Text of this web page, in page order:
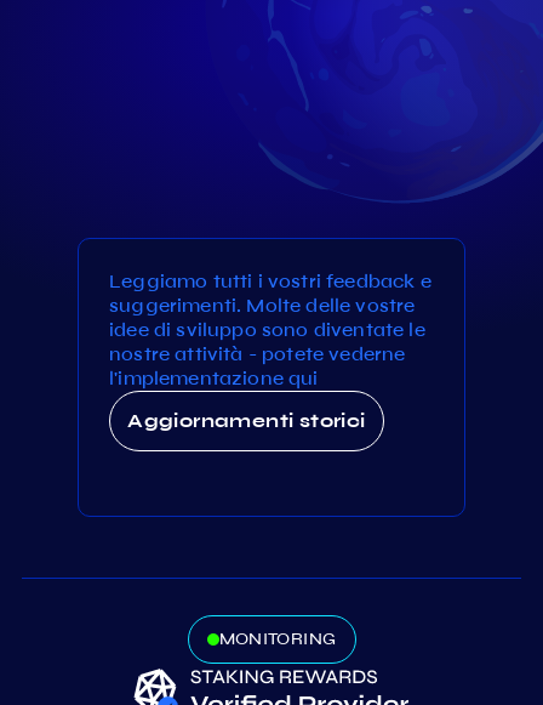
Leggiamo tutti i vostri feedback e
suggerimenti. Molte delle vostre
idee di sviluppo sono diventate le
nostre attività - potete vederne
l'implementazione qui
Aggiornamenti storici
MONITORING